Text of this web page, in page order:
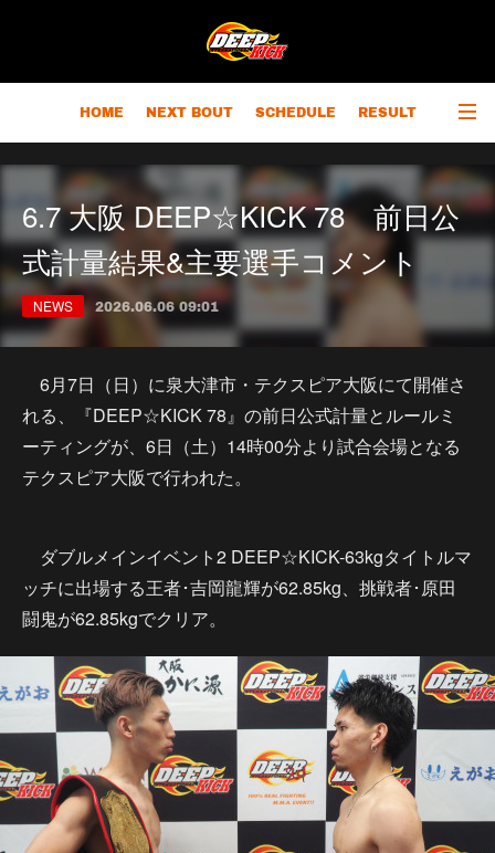
HOME NEXT BOUT SCHEDULE RESULT
RANKING CHAMPIONS OUTLINE
6.7 大阪 DEEP☆KICK 78 前日公
式計量結果&主要選手コメント
NEWS 2026.06.06 09:01
6月7日（日）に泉大津市・テクスピア大阪にて開催さ
れる、『DEEP☆KICK 78』の前日公式計量とルールミ
ーティングが、6日（土）14時00分より試合会場となる
テクスピア大阪で行われた。
ダブルメインイベント2 DEEP☆KICK-63kgタイトルマ
ッチに出場する王者･吉岡龍輝が62.85kg、挑戦者･原田
闘鬼が62.85kgでクリア。